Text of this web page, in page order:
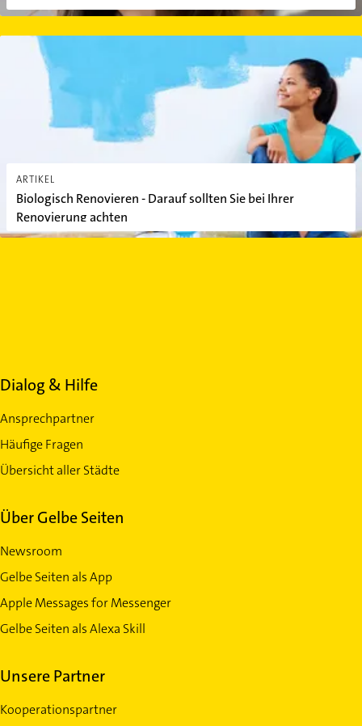
ARTIKEL
Biologisch Renovieren - Darauf sollten Sie bei Ihrer
Renovierung achten
Biologisch Renovieren - Darauf sollten Sie bei Ihrer Renovierung
Dialog & Hilfe
Ansprechpartner
Häufige Fragen
Übersicht aller Städte
Über Gelbe Seiten
Newsroom
Gelbe Seiten als App
Apple Messages for Messenger
Gelbe Seiten als Alexa Skill
Unsere Partner
Kooperationspartner